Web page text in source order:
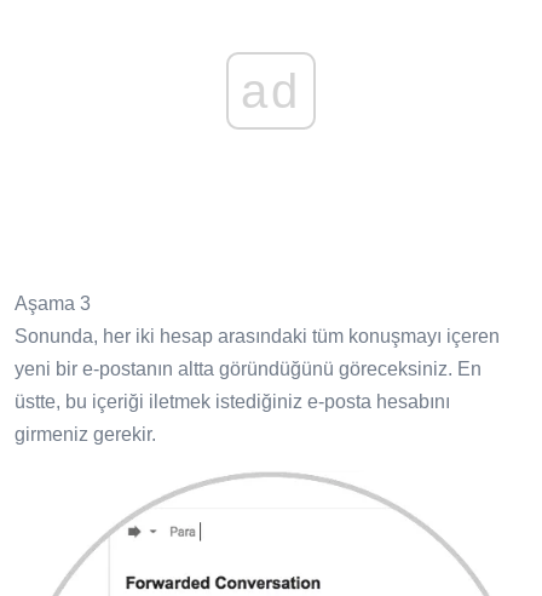
ad
Aşama 3
Sonunda, her iki hesap arasındaki tüm konuşmayı içeren
yeni bir e-postanın altta göründüğünü göreceksiniz. En
üstte, bu içeriği iletmek istediğiniz e-posta hesabını
girmeniz gerekir.